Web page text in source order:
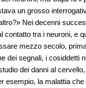
un grosso
Nei decenni
contatto tra i neuroni, e
mezzo secolo,
dei segnali, i cosiddetti
dei danni al
esempio, la malattia